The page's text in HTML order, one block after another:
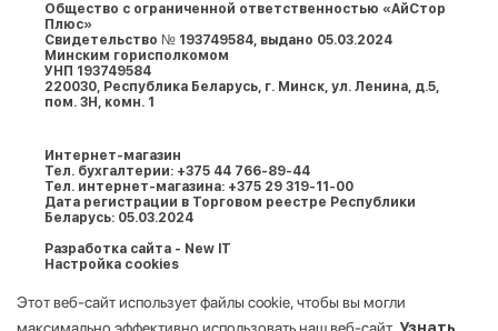
Общество с ограниченной ответственностью «АйСтор
Плюс»
Свидетельство № 193749584, выдано 05.03.2024
Минским горисполкомом
УНП 193749584
220030, Республика Беларусь, г. Минcк, ул. Ленина, д.5,
пом. 3Н, комн. 1
Интернет-магазин
Тел. бухгалтерии: +375 44 766-89-44
Тел. интернет-магазина: +375 29 319-11-00
Дата регистрации в Торговом реестре Республики
Беларусь: 05.03.2024
Разработка сайта - New IT
Настройка cookies
Этот веб-сайт использует файлы cookie, чтобы вы могли